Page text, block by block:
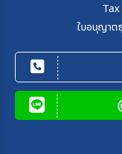
23 ธ.ค. 69 - 26 ธ.ค. 69
03 ม.ค. 70 - 06 ม.ค. 70
06 ม.ค. 70 - 09 ม.ค. 70
10 ม.ค. 70 - 13 ม.ค. 70
14 ม.ค. 70 - 17 ม.ค. 70
ใบอนุญาต